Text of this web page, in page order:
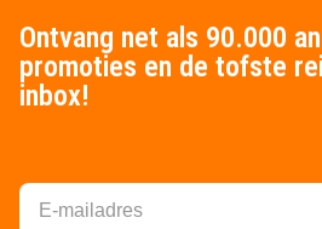
Ontvang net als 90.000
promoties en de tofste
inbox!